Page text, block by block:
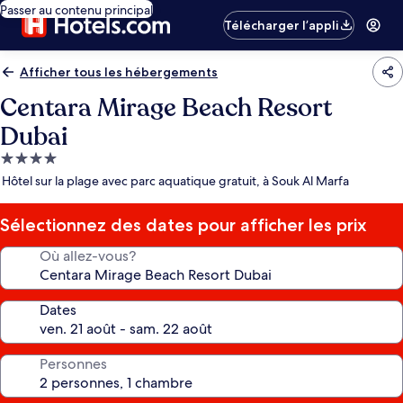
Passer au contenu principal
Télécharger l’appli
Afficher tous les hébergements
Centara Mirage Beach Resort
Dubai
Hébergement
4.0 étoiles
Hôtel sur la plage avec parc aquatique gratuit, à Souk Al Marfa
Sélectionnez des dates pour afficher les prix
Où allez-vous?
Dates
Personnes